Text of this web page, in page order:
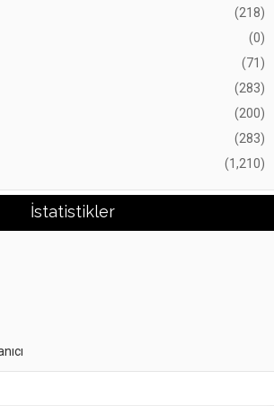
(218)
(0)
(71)
(283)
(200)
(283)
(1,210)
İstatistikler